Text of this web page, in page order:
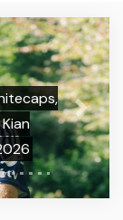
Next